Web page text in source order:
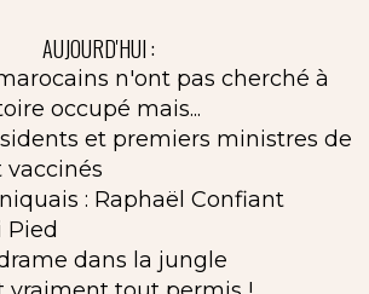
AUJOURD'HUI :
n'ont pas cherché à
occupé mais...
et premiers ministres de
vaccinés
: Raphaël Confiant
Pied
dans la jungle